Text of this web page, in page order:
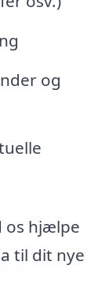
og
os hjælpe
til dit nye